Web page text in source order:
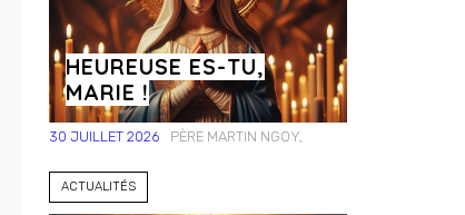
HEUREUSE ES-TU,
MARIE !
30 JUILLET 2026 PÈRE MARTIN NGOY,
ACTUALITÉS